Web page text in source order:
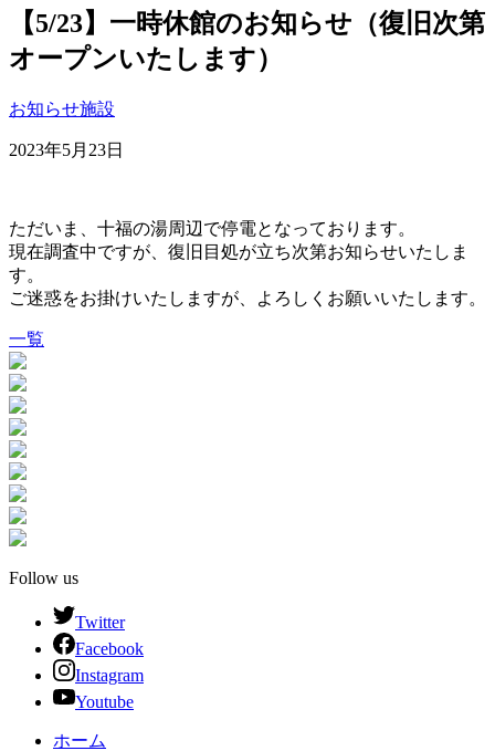
【5/23】一時休館のお知らせ（復旧次第
オープンいたします）
お知らせ施設
2023年5月23日
ただいま、十福の湯周辺で停電となっております。
現在調査中ですが、復旧目処が立ち次第お知らせいたしま
す。
ご迷惑をお掛けいたしますが、よろしくお願いいたします。
一覧
Follow us
Twitter
Facebook
Instagram
Youtube
ホーム